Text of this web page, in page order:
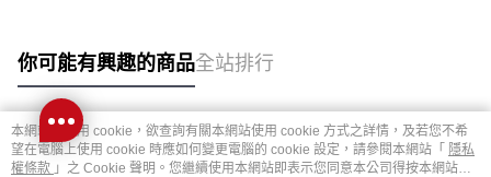
你可能有興趣的商品全站排行
熱門標籤
本網站中使用 cookie，欲查詢有關本網站使用 cookie 方式之詳情，及若您不希
望在電腦上使用 cookie 時應如何變更電腦的 cookie 設定，請參閱本網站「 隱私
權條款 」之 Cookie 聲明。您繼續使用本網站即表示您同意本公司得按本網站使